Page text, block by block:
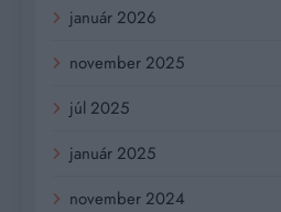
január 2026
november 2025
júl 2025
január 2025
november 2024